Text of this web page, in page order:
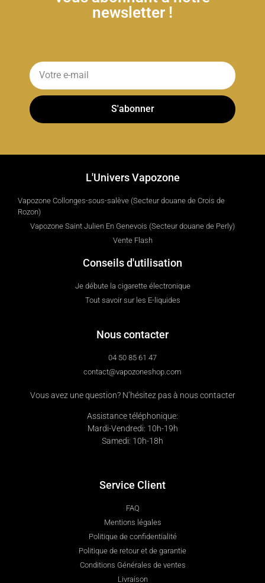
newsletter !
S'abonner
L'Univers Vapozone
Vapozone Collonges-sous-salève (Secteur douane de Crois de
Rozon)
Vapozone Saint Julien En Genevois (Secteur douane de Perly)
Vente Flash
Conseils d'utilisation
Je débute la cigarette électronique
Tout savoir sur les E-liquides
Nous contacter
04 50 85 61 47
contact@vapozoneshop.com
Vous avez une question? N’hésitez pas à nous contacter
Assistance téléphonique:
Mardi-Vendredi: 10h-19h
Samedi: 10h-18h
Service Client
FAQ
Mentions légales
Politique de confidentialité
Politique de retour et de garantie
Conditions Générales de ventes
Livraison